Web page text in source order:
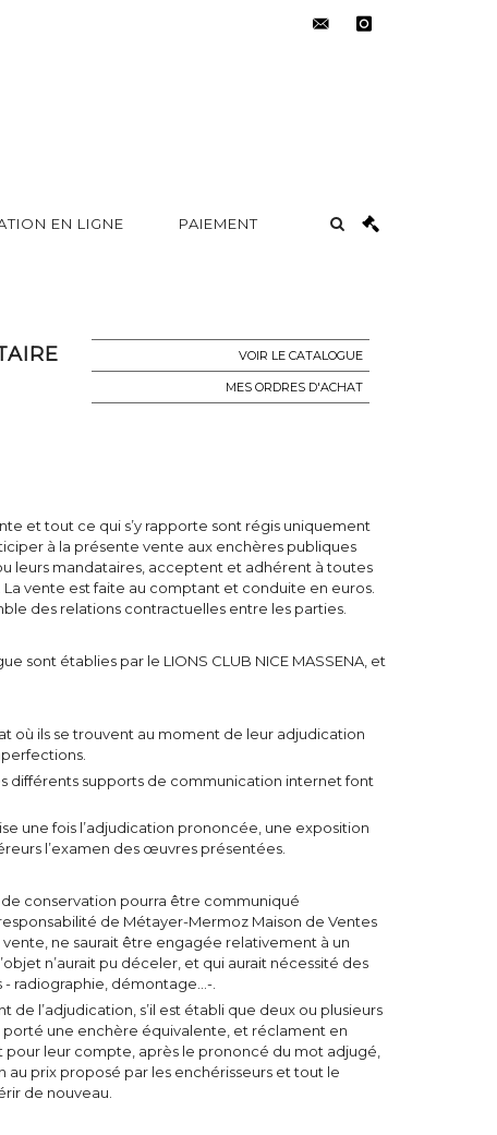
EN LIGNE PAIEMENT
VOIR LE CATALOGUE
MES ORDRES D'ACHAT
et tout ce qui s’y rapporte sont régis uniquement
à la présente vente aux enchères publiques
leurs mandataires, acceptent et adhérent à toutes
vente est faite au comptant et conduite en euros.
des relations contractuelles entre les parties.
sont établies par le LIONS CLUB NICE MASSENA, et
où ils se trouvent au moment de leur adjudication
différents supports de communication internet font
une fois l’adjudication prononcée, une exposition
l’examen des œuvres présentées.
conservation pourra être communiqué
de Métayer-Mermoz Maison de Ventes
vente, ne saurait être engagée relativement à un
n’aurait pu déceler, et qui aurait nécessité des
- radiographie, démontage…-.
de l’adjudication, s’il est établi que deux ou plusieurs
une enchère équivalente, et réclament en
pour leur compte, après le prononcé du mot adjugé,
au prix proposé par les enchérisseurs et tout le
de nouveau.